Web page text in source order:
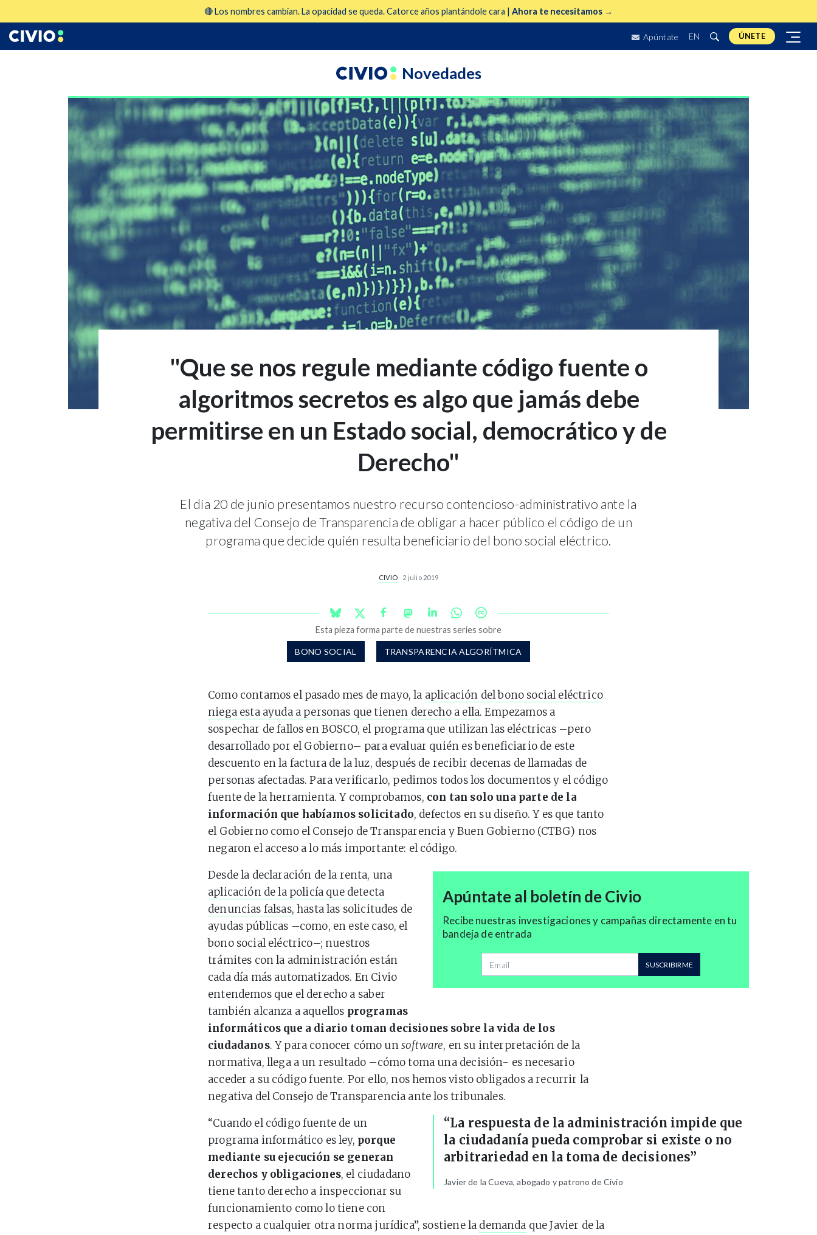
🔴 Los nombres cambian. La opacidad se queda. Catorce años plantándole cara | Ahora te necesitamos →
Apúntate EN ÚNETE
Novedades
"Que se nos regule mediante código fuente o
algoritmos secretos es algo que jamás debe
permitirse en un Estado social, democrático y de
Derecho"
El día 20 de junio presentamos nuestro recurso contencioso-administrativo ante la
negativa del Consejo de Transparencia de obligar a hacer público el código de un
programa que decide quién resulta beneficiario del bono social eléctrico.
CIVIO 2 julio 2019
Esta pieza forma parte de nuestras series sobre
BONO SOCIAL TRANSPARENCIA ALGORÍTMICA
Como contamos el pasado mes de mayo, la aplicación del bono social eléctrico
niega esta ayuda a personas que tienen derecho a ella. Empezamos a
sospechar de fallos en BOSCO, el programa que utilizan las eléctricas –pero
desarrollado por el Gobierno– para evaluar quién es beneficiario de este
descuento en la factura de la luz, después de recibir decenas de llamadas de
personas afectadas. Para verificarlo, pedimos todos los documentos y el código
fuente de la herramienta. Y comprobamos, con tan solo una parte de la
información que habíamos solicitado, defectos en su diseño. Y es que tanto
el Gobierno como el Consejo de Transparencia y Buen Gobierno (CTBG) nos
negaron el acceso a lo más importante: el código.
Apúntate al boletín de Civio
Recibe nuestras investigaciones y campañas directamente en tu
bandeja de entrada
Dirección de correo SUSCRIBIRME
Desde la declaración de la renta, una
aplicación de la policía que detecta
denuncias falsas, hasta las solicitudes de
ayudas públicas –como, en este caso, el
bono social eléctrico–; nuestros
trámites con la administración están
cada día más automatizados. En Civio
entendemos que el derecho a saber
también alcanza a aquellos programas
informáticos que a diario toman decisiones sobre la vida de los
ciudadanos. Y para conocer cómo unsoftware, en su interpretación de la
normativa, llega a un resultado –cómo toma una decisión- es necesario
acceder a su código fuente. Por ello, nos hemos visto obligados a recurrir la
negativa del Consejo de Transparencia ante los tribunales.
“La respuesta de la administración impide que
la ciudadanía pueda comprobar si existe o no
arbitrariedad en la toma de decisiones”
Javier de la Cueva, abogado y patrono de Civio
“Cuando el código fuente de un
programa informático es ley, porque
mediante su ejecución se generan
derechos y obligaciones, el ciudadano
tiene tanto derecho a inspeccionar su
funcionamiento como lo tiene con
respecto a cualquier otra norma jurídica”, sostiene la demanda que Javier de la